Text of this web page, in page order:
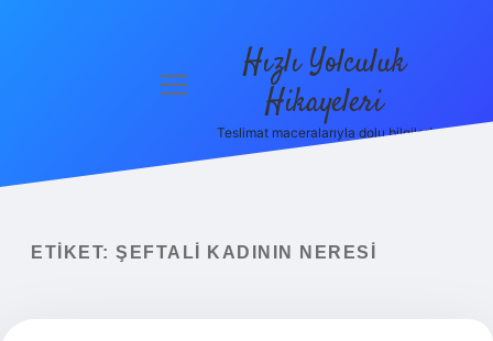
menüyü
Hızlı Yolculuk
Hikayeleri
Teslimat maceralarıyla dolu bilgiler!
ETIKET: ŞEFTALI KADININ NERESI